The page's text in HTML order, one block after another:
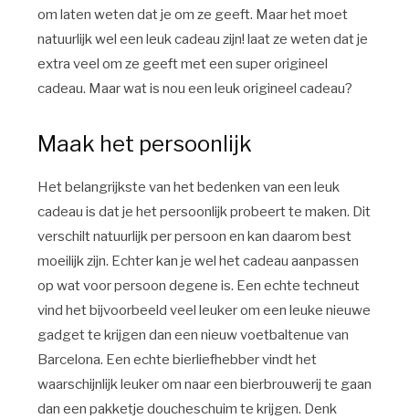
om laten weten dat je om ze geeft. Maar het moet
natuurlijk wel een leuk cadeau zijn! laat ze weten dat je
extra veel om ze geeft met een super origineel
cadeau. Maar wat is nou een leuk origineel cadeau?
Maak het persoonlijk
Het belangrijkste van het bedenken van een leuk
cadeau is dat je het persoonlijk probeert te maken. Dit
verschilt natuurlijk per persoon en kan daarom best
moeilijk zijn. Echter kan je wel het cadeau aanpassen
op wat voor persoon degene is. Een echte techneut
vind het bijvoorbeeld veel leuker om een leuke nieuwe
gadget te krijgen dan een nieuw voetbaltenue van
Barcelona. Een echte bierliefhebber vindt het
waarschijnlijk leuker om naar een bierbrouwerij te gaan
dan een pakketje doucheschuim te krijgen. Denk